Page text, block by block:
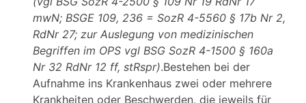
mwN; BSGE 109, 236 = SozR 4-5560 § 17b Nr 2,
RdNr 27; zur Auslegung von medizinischen
Begriffen im OPS vgl BSG SozR 4-1500 § 160a
Nr 32 RdNr 12 ff, stRspr).Bestehen bei der
Aufnahme ins Krankenhaus zwei oder mehrere
Krankheiten oder Beschwerden, die jeweils für